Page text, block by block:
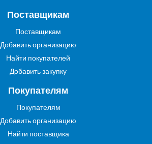
Поставщикам
Поставщикам
Добавить организацию
Найти покупателей
Добавить закупку
Покупателям
Покупателям
Добавить организацию
Найти поставщика